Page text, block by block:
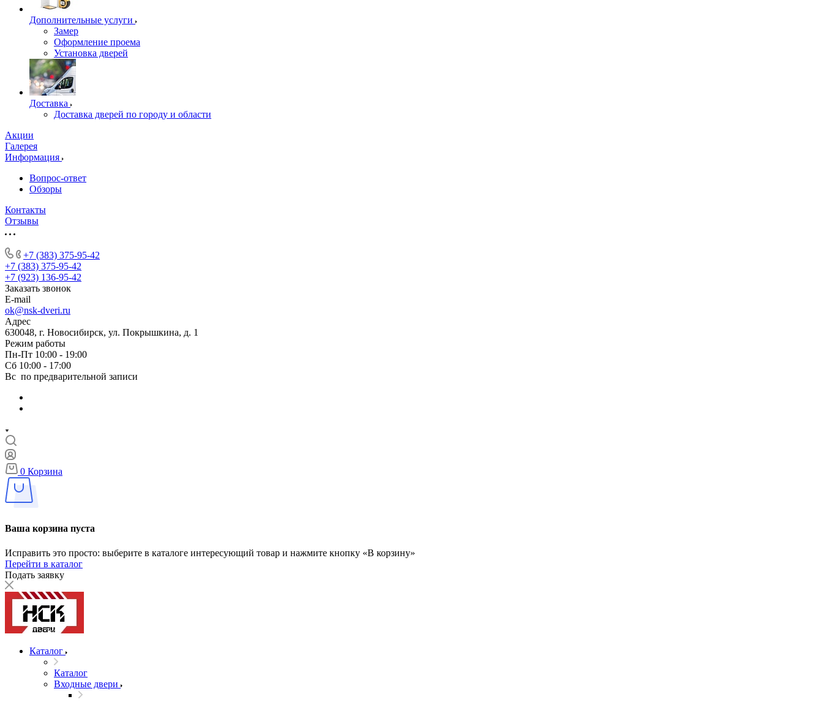
Дополнительные услуги
Замер
Оформление проема
Установка дверей
Доставка
Доставка дверей по городу и области
Акции
Галерея
Информация
Вопрос-ответ
Обзоры
Контакты
Отзывы
+7 (383) 375-95-42
+7 (383) 375-95-42
+7 (923) 136-95-42
Заказать звонок
E-mail
ok@nsk-dveri.ru
Адрес
630048, г. Новосибирск, ул. Покрышкина, д. 1
Режим работы
Пн-Пт 10:00 - 19:00
Сб 10:00 - 17:00
Вс по предварительной записи
0 Корзина
Ваша корзина пуста
Исправить это просто: выберите в каталоге интересующий товар и нажмите кнопку «В корзину»
Перейти в каталог
Подать заявку
Каталог
Каталог
Входные двери